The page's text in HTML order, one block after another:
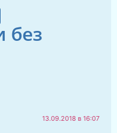
без
13.09.2018 в 16:07